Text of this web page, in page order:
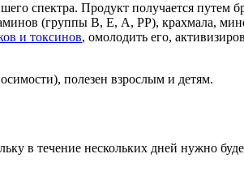
спектра. Продукт получается путем
(группы В, E, А, PP), крахмала,
и токсинов, омолодить его,
полезен взрослым и детям.
в течение нескольких дней нужно